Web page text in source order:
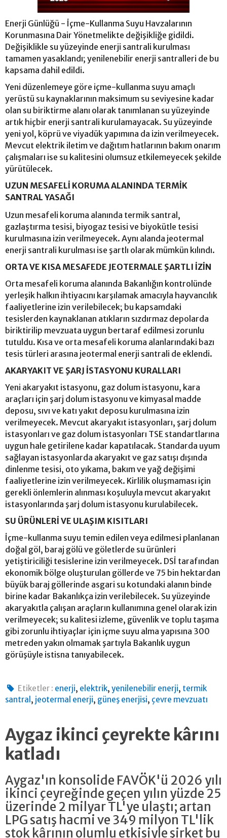
Enerji Günlüğü - İçme-Kullanma Suyu Havzalarının
Korunmasına Dair Yönetmelikte değişikliğe gidildi.
Değişiklikle su yüzeyinde enerji santrali kurulması
tamamen yasaklandı; yenilenebilir enerji santralleri de bu
kapsama dahil edildi.
Yeni düzenlemeye göre içme-kullanma suyu amaçlı
yerüstü su kaynaklarının maksimum su seviyesine kadar
olan su biriktirme alanı olarak tanımlanan su yüzeyinde
artık hiçbir enerji santrali kurulamayacak. Su yüzeyinde
yeni yol, köprü ve viyadük yapımına da izin verilmeyecek.
Mevcut elektrik iletim ve dağıtım hatlarının bakım onarım
çalışmaları ise su kalitesini olumsuz etkilemeyecek şekilde
yürütülecek.
UZUN MESAFELİ KORUMA ALANINDA TERMİK
SANTRAL YASAĞI
Uzun mesafeli koruma alanında termik santral,
gazlaştırma tesisi, biyogaz tesisi ve biyokütle tesisi
kurulmasına izin verilmeyecek. Aynı alanda jeotermal
enerji santrali kurulması ise şartlı olarak mümkün kılındı.
ORTA VE KISA MESAFEDE JEOTERMALE ŞARTLI İZİN
Orta mesafeli koruma alanında Bakanlığın kontrolünde
yerleşik halkın ihtiyacını karşılamak amacıyla hayvancılık
faaliyetlerine izin verilebilecek; bu kapsamdaki
tesislerden kaynaklanan atıkların sızdırmaz depolarda
biriktirilip mevzuata uygun bertaraf edilmesi zorunlu
tutuldu. Kısa ve orta mesafeli koruma alanlarındaki bazı
tesis türleri arasına jeotermal enerji santrali de eklendi.
AKARYAKIT VE ŞARJ İSTASYONU KURALLARI
Yeni akaryakıt istasyonu, gaz dolum istasyonu, kara
araçları için şarj dolum istasyonu ve kimyasal madde
deposu, sıvı ve katı yakıt deposu kurulmasına izin
verilmeyecek. Mevcut akaryakıt istasyonları, şarj dolum
istasyonları ve gaz dolum istasyonları TSE standartlarına
uygun hale getirilene kadar kapatılacak. Standarda uyum
sağlayan istasyonlarda akaryakıt ve gaz satışı dışında
dinlenme tesisi, oto yıkama, bakım ve yağ değişimi
faaliyetlerine izin verilmeyecek. Kirlilik oluşmaması için
gerekli önlemlerin alınması koşuluyla mevcut akaryakıt
istasyonlarında şarj dolum istasyonu kurulabilecek.
SU ÜRÜNLERİ VE ULAŞIM KISITLARI
İçme-kullanma suyu temin edilen veya edilmesi planlanan
doğal göl, baraj gölü ve göletlerde su ürünleri
yetiştiriciliği tesislerine izin verilmeyecek. DSİ tarafından
ekonomik bölge oluşturulan göllerde ve 75 bin hektardan
büyük baraj göllerinde asgari su kotundaki alanın binde
birine kadar Bakanlıkça izin verilebilecek. Su yüzeyinde
akaryakıtla çalışan araçların kullanımına genel olarak izin
verilmeyecek; su kalitesi izleme, güvenlik ve toplu taşıma
gibi zorunlu ihtiyaçlar için içme suyu alma yapısına 300
metreden yakın olmamak şartıyla Bakanlık uygun
görüşüyle istisna tanıyabilecek.
Etiketler : enerji, elektrik,yenilenebilir enerji, termik
santral , jeotermal enerji, güneş enerjisi, çevre mevzuatı
Aygaz ikinci çeyrekte kârını
katladı
Aygaz'ın konsolide FAVÖK'ü 2026 yılı
ikinci çeyreğinde geçen yılın yüzde 25
üzerinde 2 milyar TL'ye ulaştı; artan
LPG satış hacmi ve 349 milyon TL'lik
stok kârının olumlu etkisiyle şirket bu